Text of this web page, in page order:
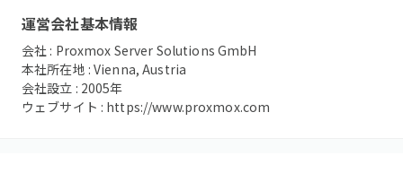
運営会社基本情報
会社 : Proxmox Server Solutions GmbH
本社所在地 :Vienna, Austria
会社設立 : 2005年
ウェブサイト : https://www.proxmox.com